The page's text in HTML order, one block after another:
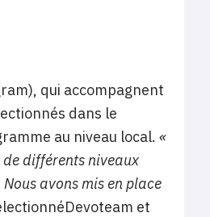
qui accompagnent
dans le
au niveau local. «
différents niveaux
avons mis en place
et